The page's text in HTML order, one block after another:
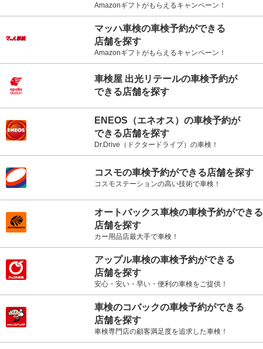
Amazonギフトがもらえるキャンペーン！
マッハ車検の車検予約ができる
店舗を探す
Amazonギフトがもらえるキャンペーン！
車検屋 出光リテールの車検予約が
できる店舗を探す
ENEOS（エネオス）の車検予約が
できる店舗を探す
Dr.Drive（ドクタードライブ）の車検！
コスモの車検予約ができる店舗を探す
コスモステーションの高い技術で車検！
オートバックス車検の車検予約ができる
店舗を探す
カー用品店最大手で車検！
アップル車検の車検予約ができる
店舗を探す
安心・安い・早い・便利の車検をご提供！
車検のコバックの車検予約ができる
店舗を探す
車検専門店の顧客満足度を追求した車検！